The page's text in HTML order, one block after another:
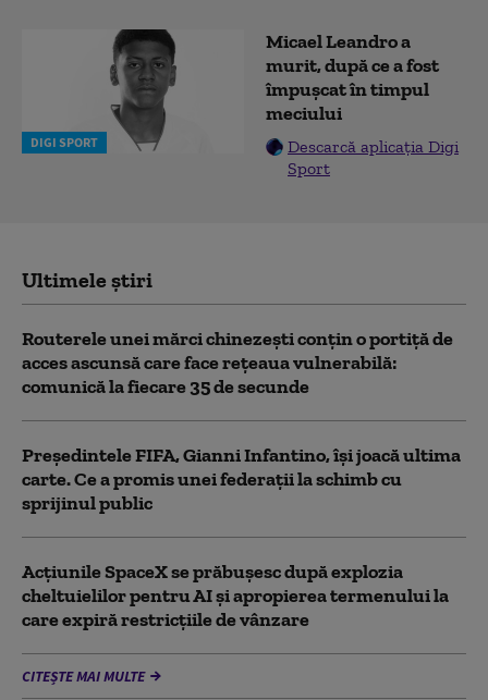
DIGI SPORT
Micael Leandro a
murit, după ce a fost
împușcat în timpul
meciului
Descarcă aplicația Digi
Sport
Ultimele știri
Routerele unei mărci chinezești conțin o portiță de
acces ascunsă care face rețeaua vulnerabilă:
comunică la fiecare 35 de secunde
Președintele FIFA, Gianni Infantino, îşi joacă ultima
carte. Ce a promis unei federații la schimb cu
sprijinul public
Acţiunile SpaceX se prăbuşesc după explozia
cheltuielilor pentru AI şi apropierea termenului la
care expiră restricţiile de vânzare
CITEȘTE MAI MULTE